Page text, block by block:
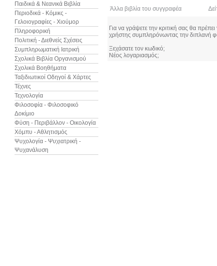
Παιδικά & Νεανικά Βιβλία
Περιοδικά - Κόμικς -
Γελοιογραφίες - Χιούμορ
Πληροφορική
Πολιτική - Διεθνείς Σχέσεις
Συμπληρωματική Ιατρική
Σχολικά Βιβλία Οργανισμού
Σχολικά Βοηθήματα
Ταξιδιωτικοί Οδηγοί & Χάρτες
Τέχνες
Τεχνολογία
Φιλοσοφία - Φιλοσοφικό
Δοκίμιο
Φύση - Περιβάλλον - Οικολογία
Χόμπυ - Αθλητισμός
Ψυχολογία - Ψυχιατρική -
Ψυχανάλυση
Άλλα βιβλία του συγγραφέα
Για να γράψετε την κριτική σας θα
χρήστης συμπληρόνωντας την διπλανή
Ξεχάσατε τον κωδικό;
Νέος λογαριασμός;